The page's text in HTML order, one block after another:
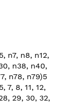
n7, n8, n12,
n38, n40,
n78, n79)5
7, 8, 11, 12,
29, 30, 32,